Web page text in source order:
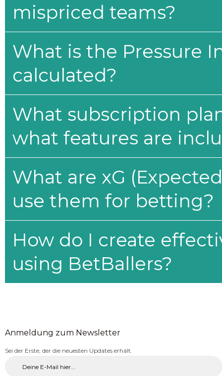
mispriced teams?
What is the Pressure
calculated?
What subscription
what features are
What are xG
use them for betting?
How do I create
using BetBallers?
Anmeldung zum Newsletter
Sei der Erste, der die neuesten Updates erhält.